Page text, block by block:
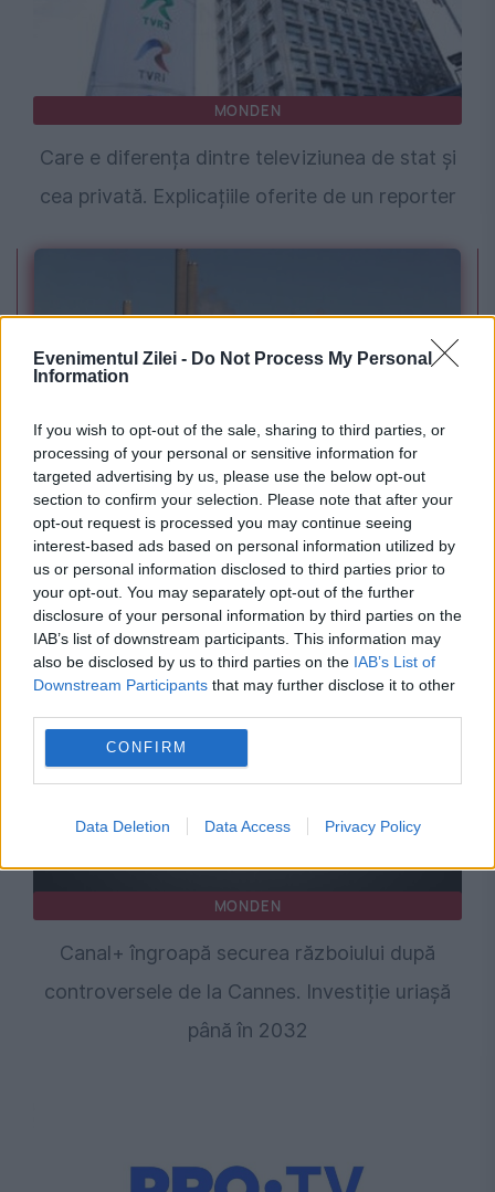
Evenimentul Zilei - Do Not Process My Personal
Information
If you wish to opt-out of the sale, sharing to third parties, or
processing of your personal or sensitive information for
targeted advertising by us, please use the below opt-out
section to confirm your selection. Please note that after your
opt-out request is processed you may continue seeing
interest-based ads based on personal information utilized by
us or personal information disclosed to third parties prior to
your opt-out. You may separately opt-out of the further
disclosure of your personal information by third parties on the
IAB’s list of downstream participants. This information may
also be disclosed by us to third parties on the IAB’s List of
Downstream Participants that may further disclose it to other
CONFIRM
Data Deletion Data Access Privacy Policy
MONDEN
Care e diferența dintre televiziunea de stat și
cea privată. Explicațiile oferite de un reporter
POLITICA
PSD cere activarea mecanismului european
de urgență pentru energie și susține
menținerea centralelor pe cărbune. Critici la
adresa lui Bolojan
MONDEN
Canal+ îngroapă securea războiului după
controversele de la Cannes. Investiție uriașă
până în 2032